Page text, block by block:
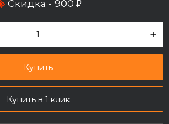
Скидка - 900 ₽
Купить
Купить в 1 клик